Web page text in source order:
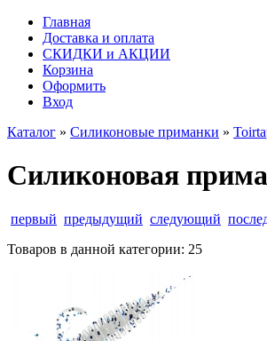
Главная
Доставка и оплата
СКИДКИ и АКЦИИ
Корзина
Оформить
Вход
Каталог » Силиконовые приманки »
Силиконовая
первый предыдущий следующий
Товаров в данной категории: 25